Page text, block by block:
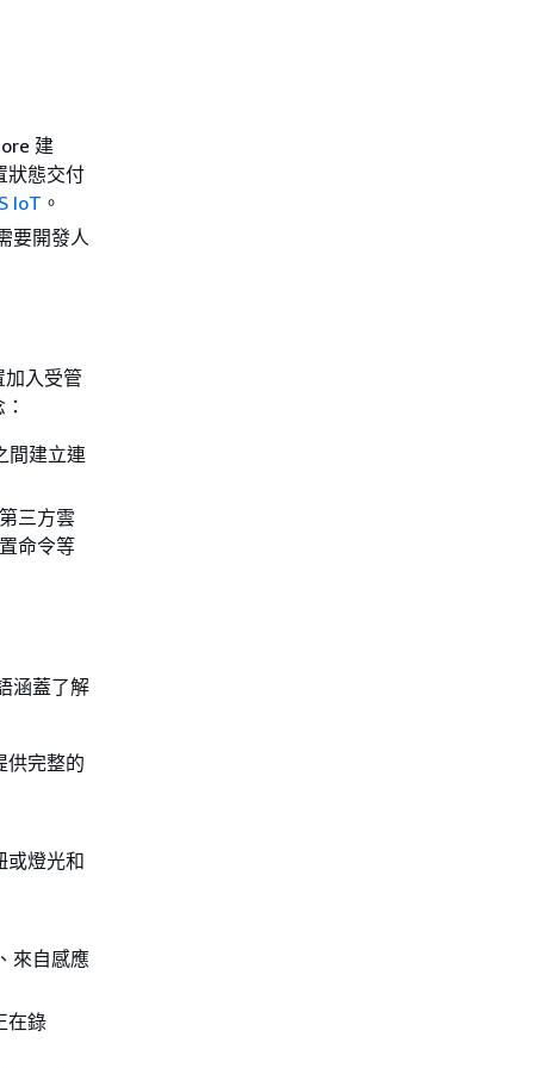
建
狀態交付
IoT 。
要開發人
加入受管
間建立連
三方雲
命令等
涵蓋了解
供完整的
或燈光和
來自感應
在錄